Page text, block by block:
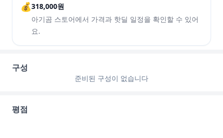
💰318,000원
아기곰 스토어에서 가격과 핫딜 일정을 확인할 수 있어
요.
구성
준비된 구성이 없습니다
평점